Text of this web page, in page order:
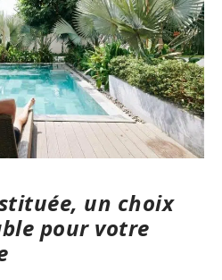
un choix
pour votre